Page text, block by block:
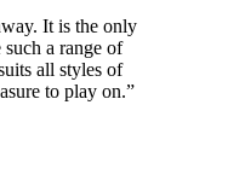
It is the only
a range of
all styles of
to play on.”